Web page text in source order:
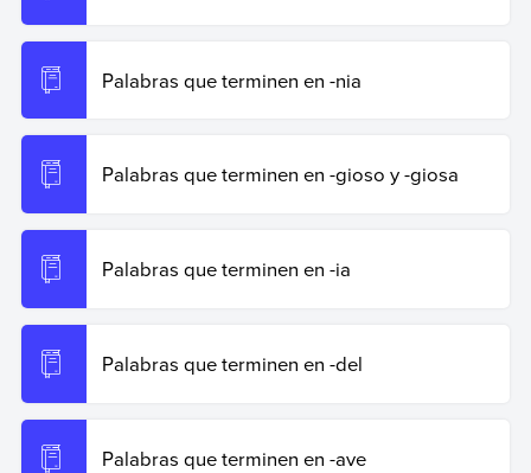
Palabras que terminen en -nia
Palabras que terminen en -gioso y -giosa
Palabras que terminen en -ia
Palabras que terminen en -del
Palabras que terminen en -ave